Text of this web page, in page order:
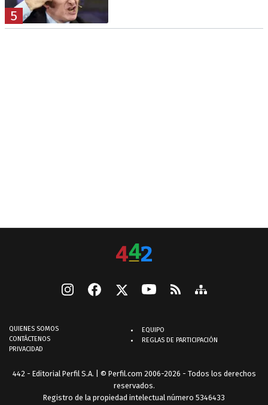
5
QUIENES SOMOS
CONTÁCTENOS
PRIVACIDAD
EQUIPO
REGLAS DE PARTICIPACIÓN
442 - Editorial Perfil S.A. | © Perfil.com 2006-2026 - Todos los derechos
reservados.
Registro de la propiedad intelectual número 5346433